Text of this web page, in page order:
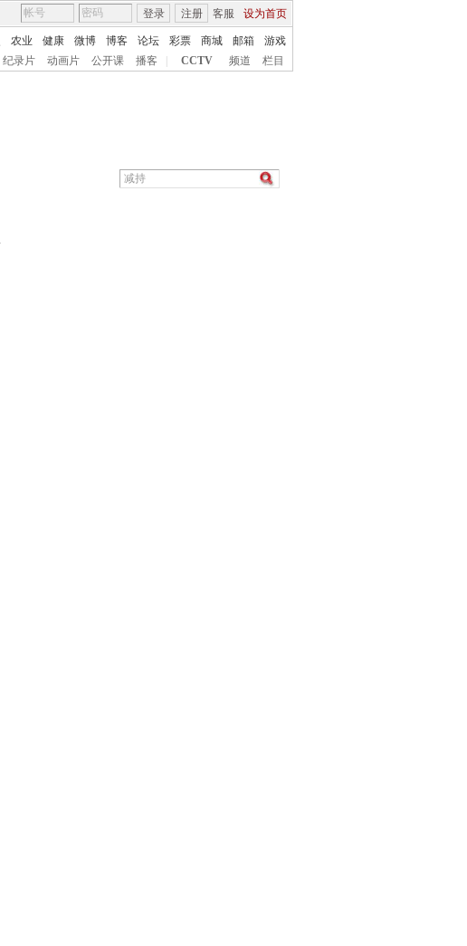
客服 设为首页
登录 注册
农业 健康 微博 博客 论坛 彩票 商城 邮箱
游戏
纪录片 动画片 公开课 播客 CCTV 频道 栏目